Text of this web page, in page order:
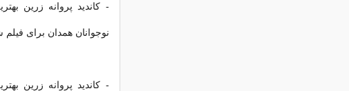
- کاندید پروانه زرین
نوجوانان همدان برای فیلم
- کاندید پروانه زرین